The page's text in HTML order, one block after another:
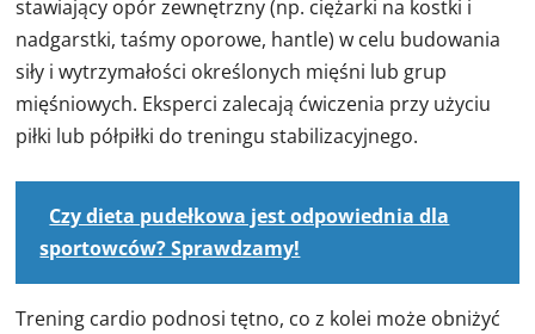
stawiający opór zewnętrzny (np. ciężarki na kostki i
nadgarstki, taśmy oporowe, hantle) w celu budowania
siły i wytrzymałości określonych mięśni lub grup
mięśniowych. Eksperci zalecają ćwiczenia przy użyciu
piłki lub półpiłki do treningu stabilizacyjnego.
Czy dieta pudełkowa jest odpowiednia dla
sportowców? Sprawdzamy!
Trening cardio podnosi tętno, co z kolei może obniżyć